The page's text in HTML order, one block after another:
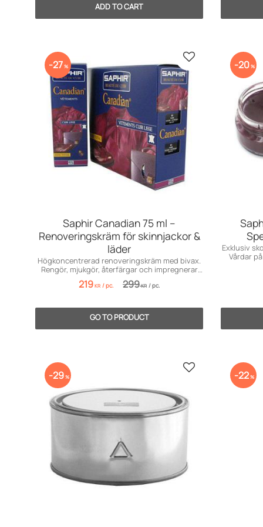
Saphir Canadian 75 ml –
Renoveringskräm för skinnjackor &
läder
Högkoncentrerad renoveringskräm med bivax.
Rengör, mjukgör, återfärgar och impregnerar
läder.
219KR /pc. 299KR /pc.
27% Add to favorites
Exklusiv
Vårdar
20%
29% Add to favorites
22%